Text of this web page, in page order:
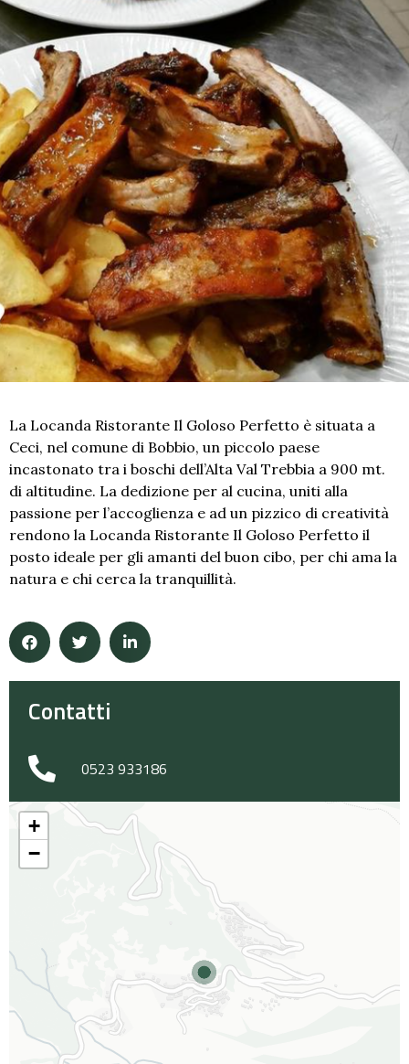
La Locanda Ristorante Il Goloso Perfetto è situata a
Ceci, nel comune di Bobbio, un piccolo paese
incastonato tra i boschi dell’Alta Val Trebbia a 900 mt.
di altitudine. La dedizione per al cucina, uniti alla
passione per l’accoglienza e ad un pizzico di creatività
rendono la Locanda Ristorante Il Goloso Perfetto il
posto ideale per gli amanti del buon cibo, per chi ama la
natura e chi cerca la tranquillità.
Contatti
0523 933186
+
−